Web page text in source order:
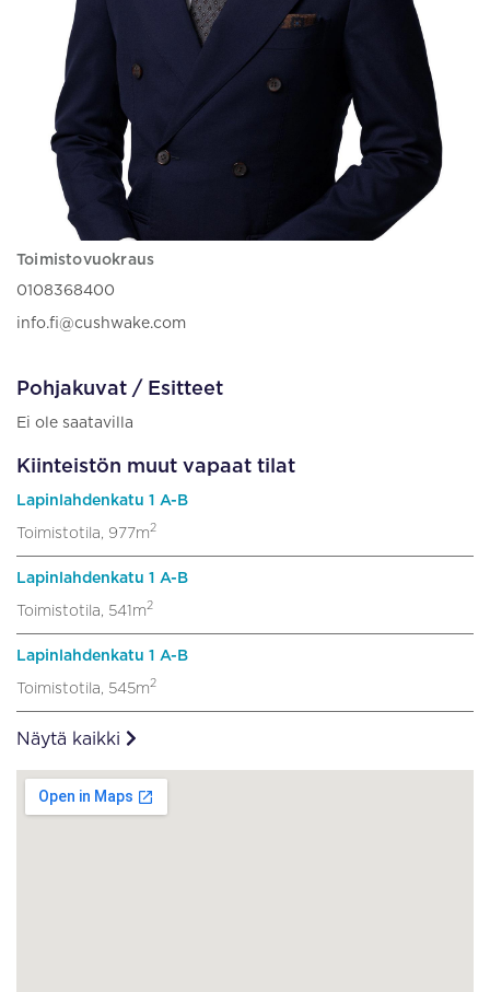
Toimistovuokraus
0108368400
info.fi@cushwake.com
Pohjakuvat / Esitteet
Ei ole saatavilla
Kiinteistön muut vapaat tilat
Lapinlahdenkatu 1 A-B
Toimistotila, 977m2
Lapinlahdenkatu 1 A-B
Toimistotila, 541m2
Lapinlahdenkatu 1 A-B
Toimistotila, 545m2
Näytä kaikki